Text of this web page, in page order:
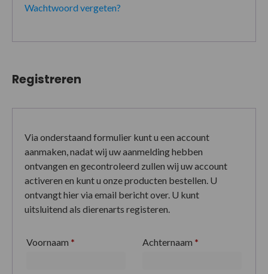
Wachtwoord vergeten?
Registreren
Via onderstaand formulier kunt u een account
aanmaken, nadat wij uw aanmelding hebben
ontvangen en gecontroleerd zullen wij uw account
activeren en kunt u onze producten bestellen. U
ontvangt hier via email bericht over. U kunt
uitsluitend als dierenarts registeren.
Voornaam * Achternaam *